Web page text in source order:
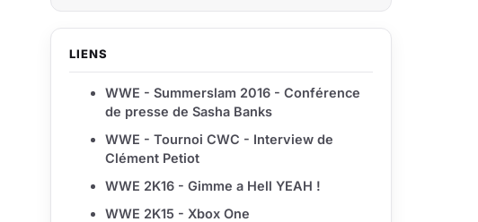
LIENS
WWE - Summerslam 2016 - Conférence
de presse de Sasha Banks
WWE - Tournoi CWC - Interview de
Clément Petiot
WWE 2K16 - Gimme a Hell YEAH !
WWE 2K15 - Xbox One